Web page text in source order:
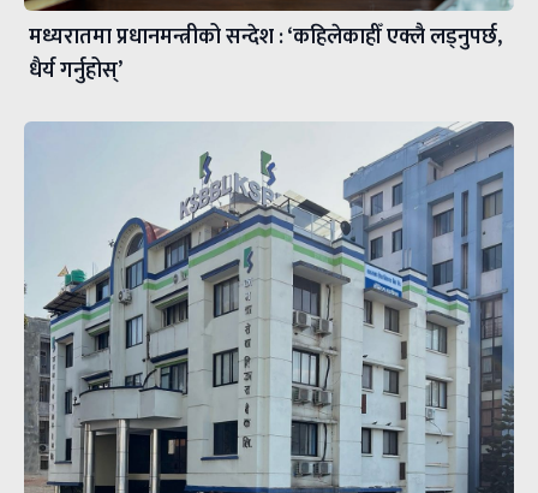
मध्यरातमा प्रधानमन्त्रीको सन्देश : ‘कहिलेकाहीँ एक्लै लड्नुपर्छ,
धैर्य गर्नुहोस्’